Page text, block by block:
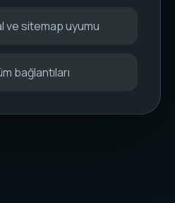
ve sitemap uyumu
bağlantıları